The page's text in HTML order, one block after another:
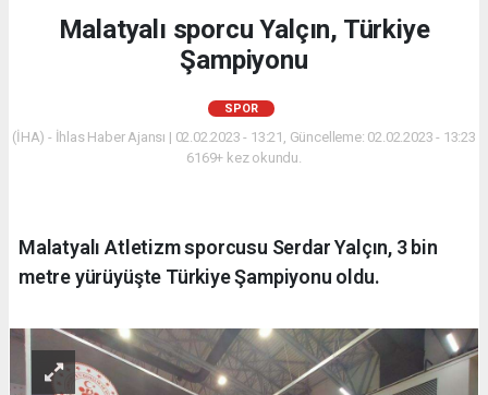
Malatyalı sporcu Yalçın, Türkiye
Şampiyonu
SPOR
(İHA) - İhlas Haber Ajansı | 02.02.2023 - 13:21, Güncelleme: 02.02.2023 - 13:23
6169+ kez okundu.
Malatyalı Atletizm sporcusu Serdar Yalçın, 3 bin
metre yürüyüşte Türkiye Şampiyonu oldu.